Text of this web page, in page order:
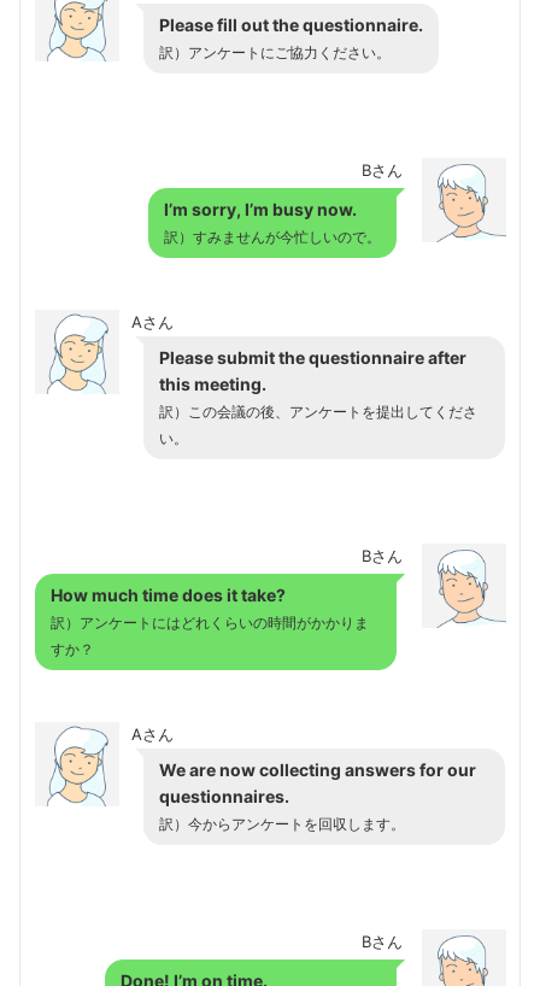
Please fill out the questionnaire.
訳）アンケートにご協力ください。
Bさん
I’m sorry, I’m busy now.
訳）すみませんが今忙しいので。
Aさん
Please submit the questionnaire after
this meeting.
訳）この会議の後、アンケートを提出してくださ
い。
Bさん
How much time does it take?
訳）アンケートにはどれくらいの時間がかかりま
すか？
Aさん
We are now collecting answers for our
questionnaires.
訳）今からアンケートを回収します。
Bさん
Done! I’m on time.